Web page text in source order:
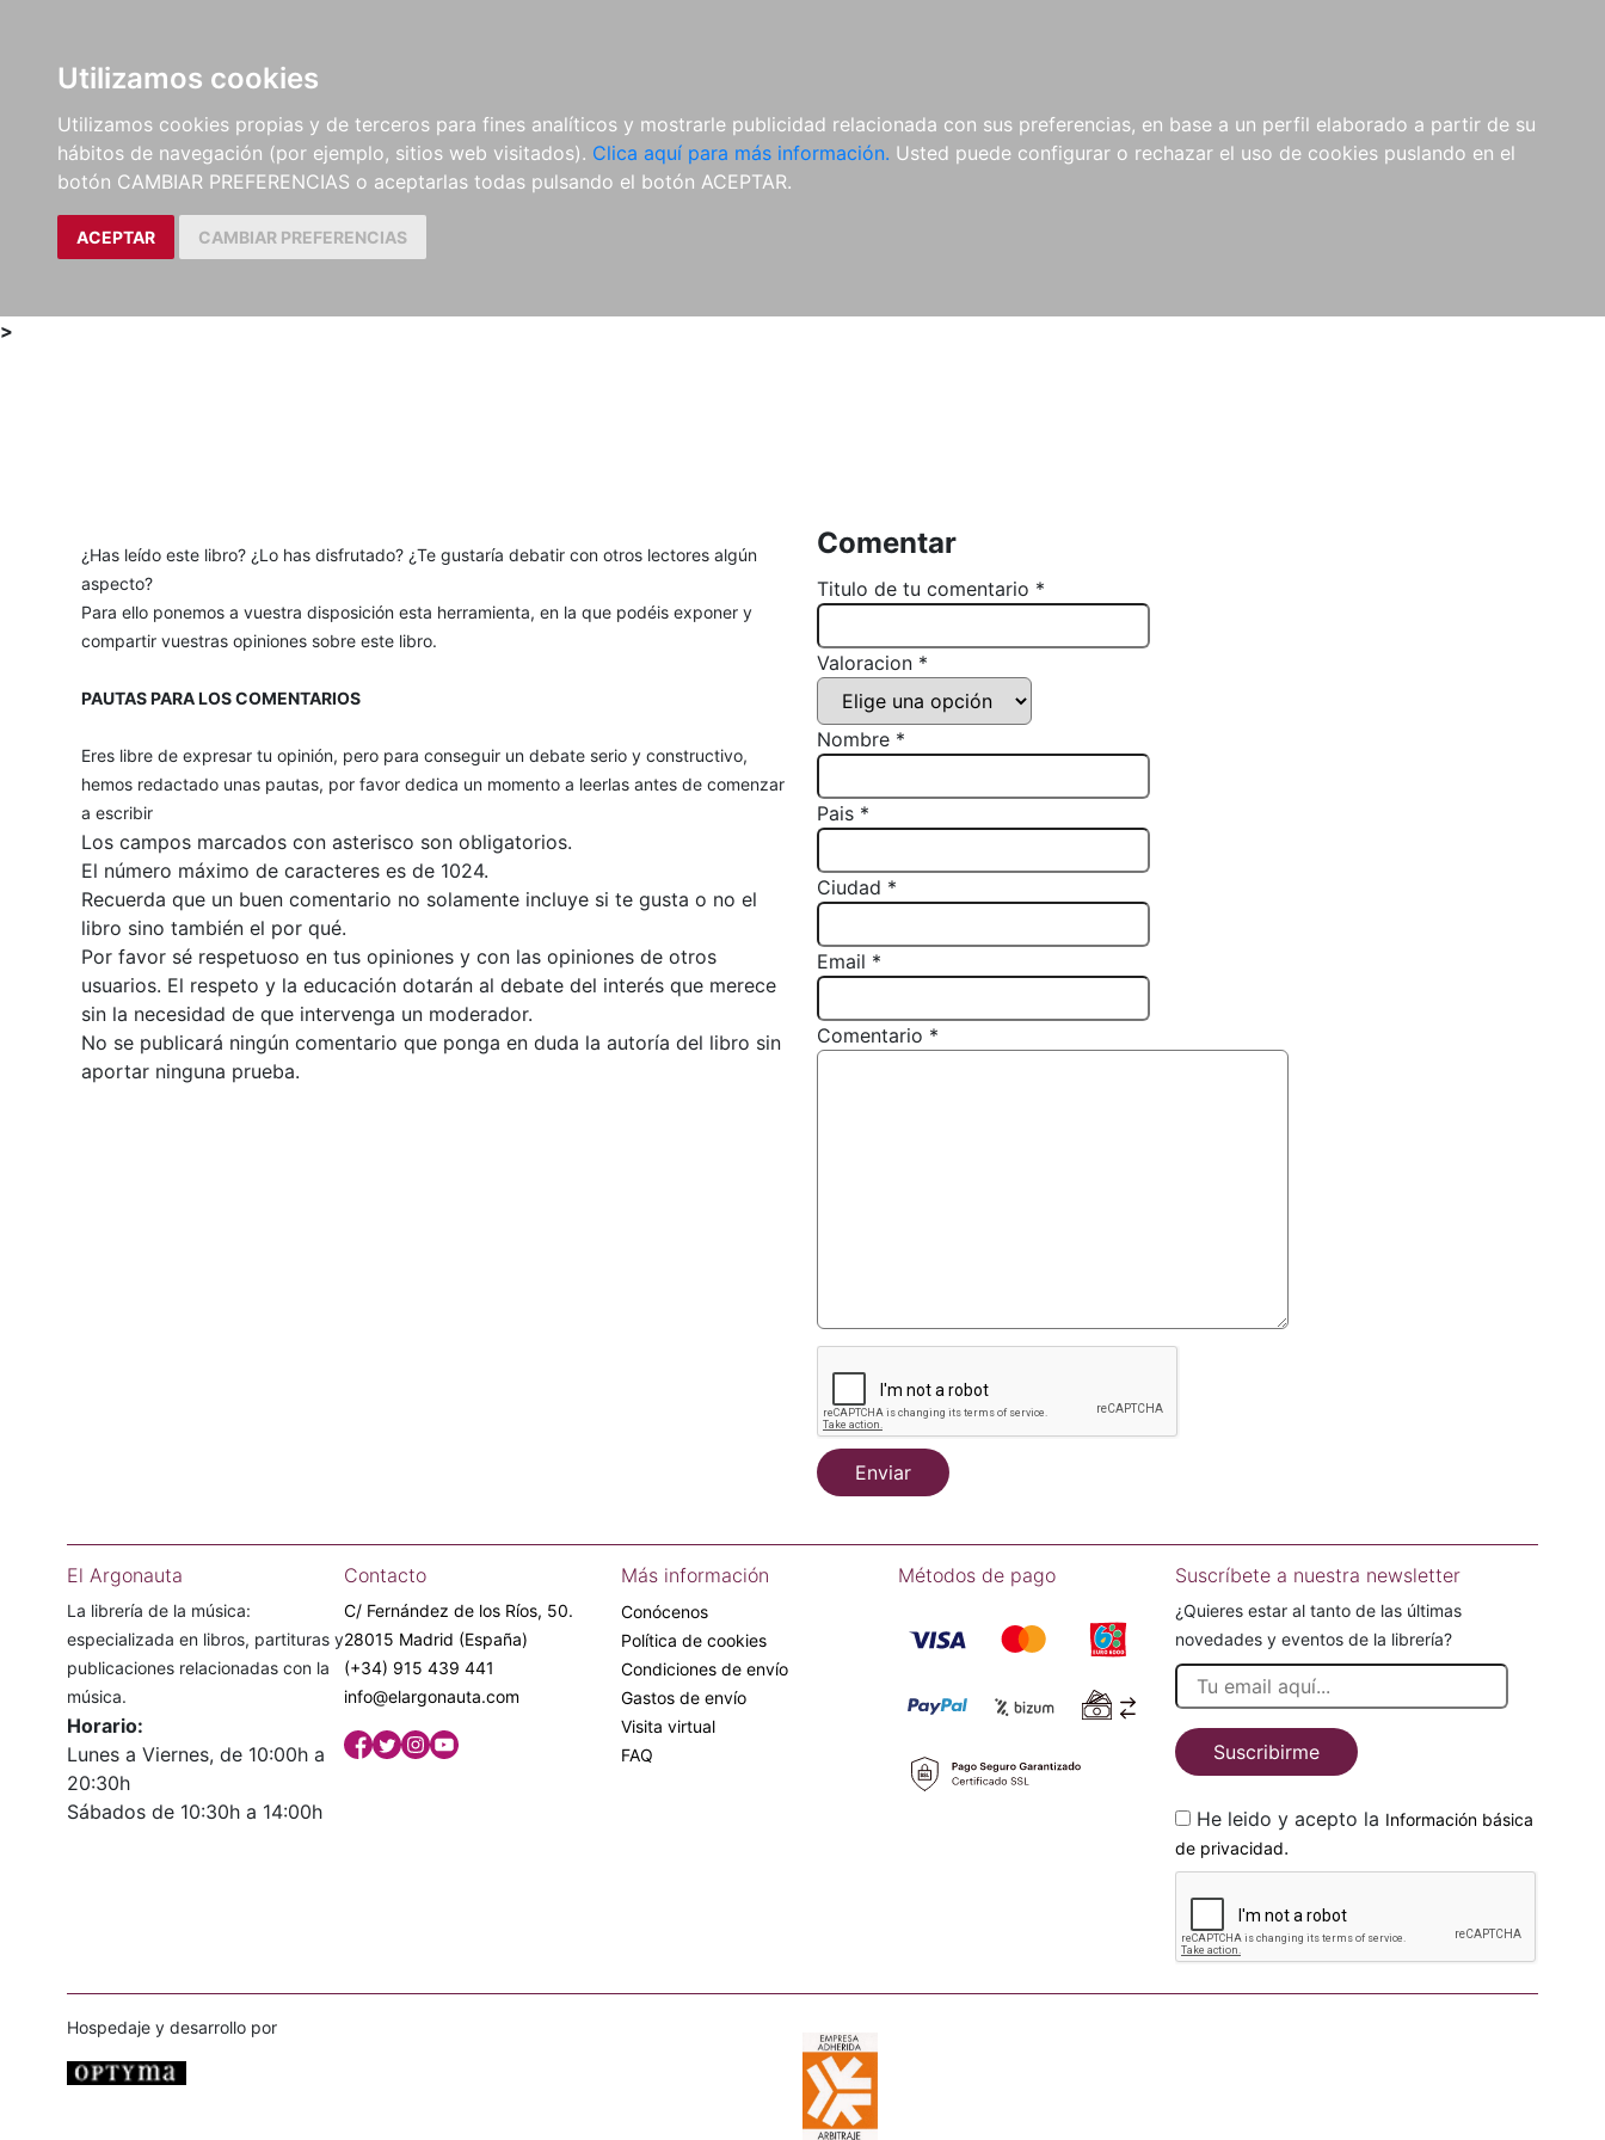
Utilizamos cookies
Utilizamos cookies propias y de terceros para fines analíticos y mostrarle publicidad relacionada con sus preferencias, en base a un perfil elaborado a partir de su
hábitos de navegación (por ejemplo, sitios web visitados). Clica aquí para más información. Usted puede configurar o rechazar el uso de cookies puslando en el
botón CAMBIAR PREFERENCIAS o aceptarlas todas pulsando el botón ACEPTAR.
ACEPTAR CAMBIAR PREFERENCIAS
LIBROS
MÉTODOS Y
EJERCICIOS
PARTITURAS Y EDICIONES
CRÍTICAS
REVISTAS
CDS Y
DVDS
MATERIAL
COMPLEMENTARIO
NOVEDADES NOTICIAS
COMPRAS
INSTITUCIONALES
>
¿Has leído este libro? ¿Lo has disfrutado? ¿Te gustaría debatir con otros lectores algún
aspecto?
Para ello ponemos a vuestra disposición esta herramienta, en la que podéis exponer y
compartir vuestras opiniones sobre este libro.
PAUTAS PARA LOS COMENTARIOS
Eres libre de expresar tu opinión, pero para conseguir un debate serio y constructivo,
hemos redactado unas pautas, por favor dedica un momento a leerlas antes de comenzar
a escribir
Los campos marcados con asterisco son obligatorios.
El número máximo de caracteres es de 1024.
Recuerda que un buen comentario no solamente incluye si te gusta o no el
libro sino también el por qué.
Por favor sé respetuoso en tus opiniones y con las opiniones de otros
usuarios. El respeto y la educación dotarán al debate del interés que merece
sin la necesidad de que intervenga un moderador.
No se publicará ningún comentario que ponga en duda la autoría del libro sin
aportar ninguna prueba.
Comentar
Titulo de tu comentario *
Valoracion *
Nombre *
Pais *
Ciudad *
Email *
Comentario *
Enviar
El Argonauta
La librería de la música:
especializada en libros, partituras y
publicaciones relacionadas con la
música.
Horario:
Lunes a Viernes, de 10:00h a
20:30h
Sábados de 10:30h a 14:00h
Contacto
C/ Fernández de los Ríos, 50.
28015 Madrid (España)
(+34) 915 439 441
info@elargonauta.com
Más información
Conócenos
Política de cookies
Condiciones de envío
Gastos de envío
Visita virtual
FAQ
Métodos de pago Suscríbete a nuestra newsletter
¿Quieres estar al tanto de las últimas
novedades y eventos de la librería?
Suscribirme
He leido y acepto la Información básica
de privacidad.
Hospedaje y desarrollo por